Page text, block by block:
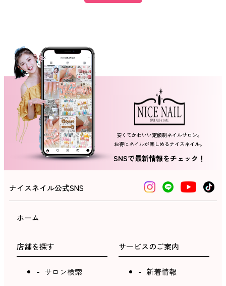
採用情報
ネイルスクール
安くてかわいい定額制ネイルサロン。
お得にネイルが楽しめるナイスネイル。
SNSで最新情報をチェック！
ナイスネイル公式SNS
ホーム
店舗を探す
サロン検索
サービスのご案内
新着情報